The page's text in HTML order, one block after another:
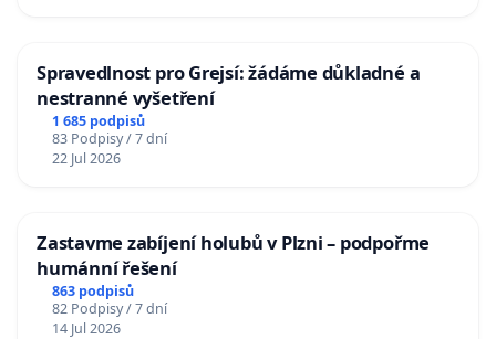
Spravedlnost pro Grejsí: žádáme důkladné a
nestranné vyšetření
1 685 podpisů
83 Podpisy / 7 dní
22 Jul 2026
Zastavme zabíjení holubů v Plzni – podpořme
humánní řešení
863 podpisů
82 Podpisy / 7 dní
14 Jul 2026